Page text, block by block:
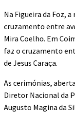
Na Figueira da Foz,
cruzamento entre
Mira Coelho. Em
faz o cruzamento
de Jesus Caraça.
As cerimónias,
Diretor Nacional da
Augusto Magina da